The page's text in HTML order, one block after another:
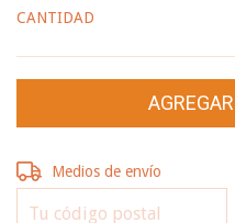
CANTIDAD
Entregas para el CP:
Medios de envío